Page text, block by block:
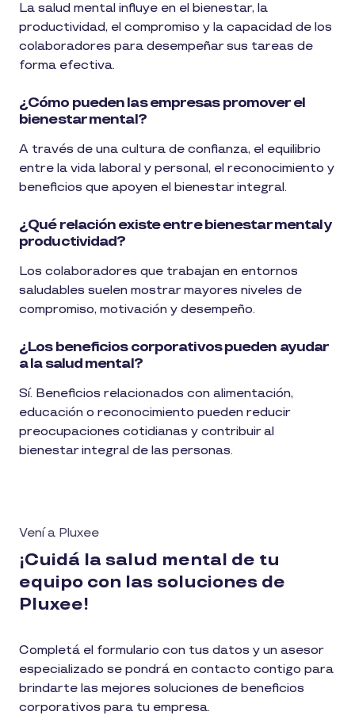
La salud mental influye en el bienestar, la
productividad, el compromiso y la capacidad de los
colaboradores para desempeñar sus tareas de
forma efectiva.
¿Cómo pueden las empresas promover el
bienestar mental?
A través de una cultura de confianza, el equilibrio
entre la vida laboral y personal, el reconocimiento y
beneficios que apoyen el bienestar integral.
¿Qué relación existe entre bienestar mental y
productividad?
Los colaboradores que trabajan en entornos
saludables suelen mostrar mayores niveles de
compromiso, motivación y desempeño.
¿Los beneficios corporativos pueden ayudar
a la salud mental?
Sí. Beneficios relacionados con alimentación,
educación o reconocimiento pueden reducir
preocupaciones cotidianas y contribuir al
bienestar integral de las personas.
Vení a Pluxee
¡Cuidá la salud mental de tu
equipo con las soluciones de
Pluxee!
Completá el formulario con tus datos y un asesor
especializado se pondrá en contacto contigo para
brindarte las mejores soluciones de beneficios
corporativos para tu empresa.